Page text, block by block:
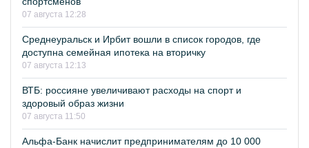
07 августа 12:28
Среднеуральск и Ирбит вошли в список городов, где
доступна семейная ипотека на вторичку
07 августа 12:13
ВТБ: россияне увеличивают расходы на спорт и
здоровый образ жизни
07 августа 11:50
Альфа-Банк начислит предпринимателям до 10 000